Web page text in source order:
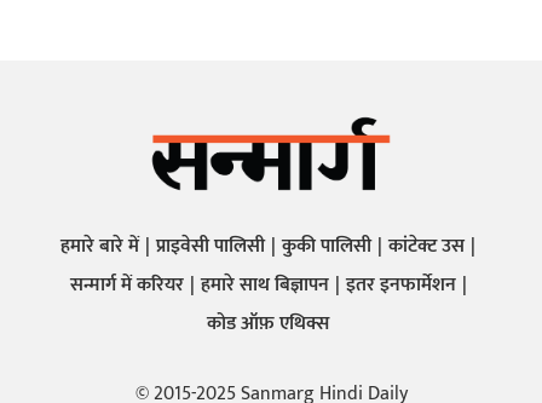
हमारे बारे में प्राइवेसी पालिसी कुकी पालिसी कांटेक्ट उस
सन्मार्ग में करियर हमारे साथ बिज्ञापन इतर इनफार्मेशन
कोड ऑफ़ एथिक्स
© 2015-2025 Sanmarg Hindi Daily